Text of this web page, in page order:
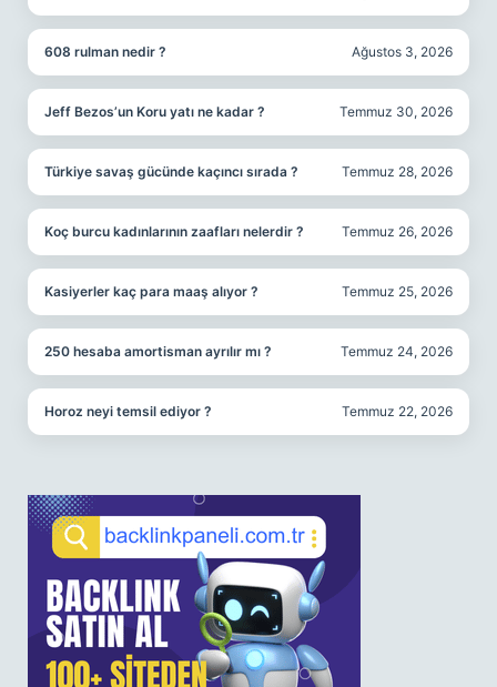
608 rulman nedir ? Ağustos 3, 2026
Jeff Bezos’un Koru yatı ne kadar ? Temmuz 30, 2026
Türkiye savaş gücünde kaçıncı sırada ? Temmuz 28, 2026
Koç burcu kadınlarının zaafları nelerdir ? Temmuz 26, 2026
Kasiyerler kaç para maaş alıyor ? Temmuz 25, 2026
250 hesaba amortisman ayrılır mı ? Temmuz 24, 2026
Horoz neyi temsil ediyor ? Temmuz 22, 2026